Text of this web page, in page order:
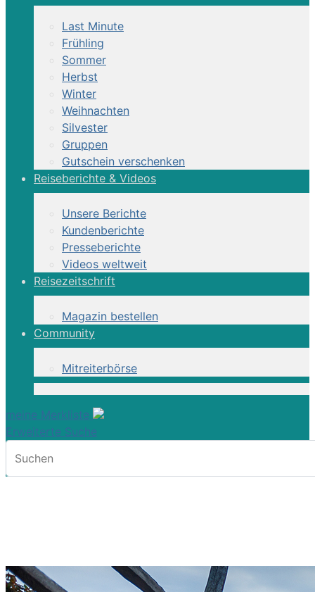
Last Minute
Frühling
Sommer
Herbst
Winter
Weihnachten
Silvester
Gruppen
Gutschein verschenken
Reiseberichte & Videos
Unsere Berichte
Kundenberichte
Presseberichte
Videos weltweit
Reisezeitschrift
Magazin bestellen
Community
Mitreiterbörse
meine Merkliste
Erweiterte Suche